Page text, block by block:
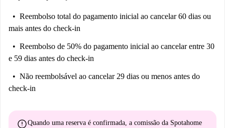
Reembolso total do pagamento inicial ao cancelar 60 dias ou
mais antes do check-in
Reembolso de 50% do pagamento inicial ao cancelar entre 30
e 59 dias antes do check-in
Não reembolsável ao cancelar 29 dias ou menos antes do
check-in
errorQuando uma reserva é confirmada, a comissão da Spotahome